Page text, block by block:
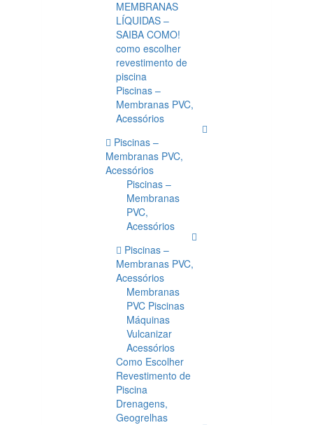
MEMBRANAS
LÍQUIDAS –
SAIBA COMO!
como escolher
revestimento de
piscina
Piscinas –
Membranas PVC,
Acessórios
Piscinas –
Membranas PVC,
Acessórios
Piscinas –
Membranas
PVC,
Acessórios
Piscinas –
Membranas PVC,
Acessórios
Membranas
PVC Piscinas
Máquinas
Vulcanizar
Acessórios
Como Escolher
Revestimento de
Piscina
Drenagens,
Geogrelhas